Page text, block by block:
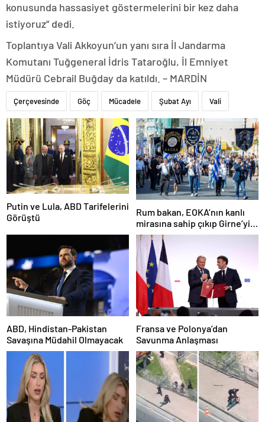
konusunda hassasiyet göstermelerini bir kez daha
istiyoruz” dedi.
Toplantıya Vali Akkoyun’un yanı sıra İl Jandarma
Komutanı Tuğgeneral İdris Tataroğlu, İl Emniyet
Müdürü Cebrail Buğday da katıldı. – MARDİN
Çerçevesinde Göç Mücadele Şubat Ayı Vali
Putin ve Lula, ABD Tarifelerini
Görüştü
Rum bakan, EOKA’nın kanlı
mirasına sahip çıkıp Girne’yi
hedef gösterdi
ABD, Hindistan-Pakistan
Savaşına Müdahil Olmayacak
Fransa ve Polonya’dan
Savunma Anlaşması